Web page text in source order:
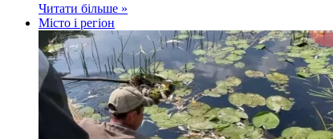
Читати більше »
Місто і регіон